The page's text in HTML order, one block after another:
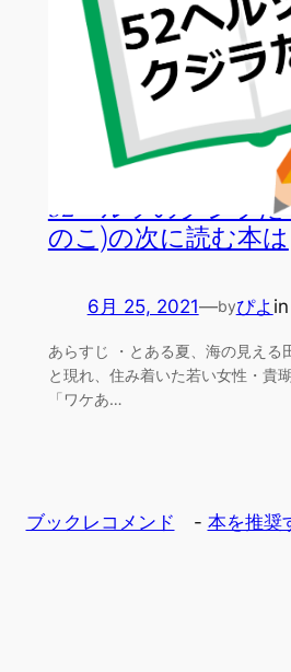
52ヘルツのクジラ
のこ)の次に読む本は
6月 25, 2021—byぴよ in
あらすじ ・とある夏、海の見える
と現れ、住み着いた若い女性・貴
「ワケあ…
ブックレコメンド - 本を推奨